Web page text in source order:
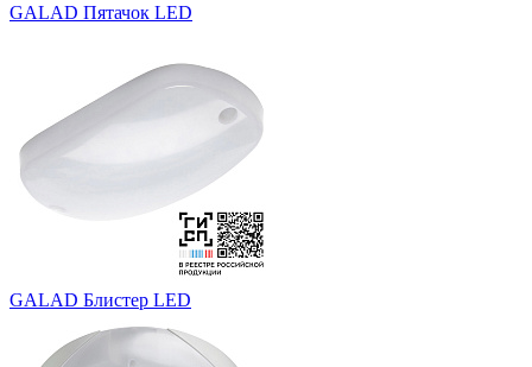
GALAD Пятачок LED
GALAD Блистер LED